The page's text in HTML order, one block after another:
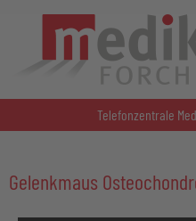
Telefonzentrale
Gelenkmaus